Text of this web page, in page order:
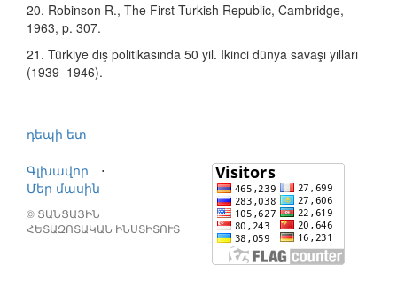
20. Robinson R., The First Turkish Republic, Cambridge,
1963, p. 307.
21. Türkiye dış politikasında 50 yil. Ikinci dünya savaşı yılları
(1939–1946).
դեպի ետ
Գլխավոր
⋅
Մեր մասին
© ՑԱՆՑԱՅԻՆ
ՀԵՏԱԶՈՏԱԿԱՆ ԻՆՍՏԻՏՈՒՏ